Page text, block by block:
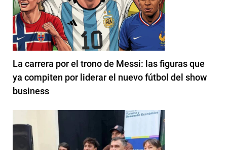
La carrera por el trono de Messi: las figuras que
ya compiten por liderar el nuevo fútbol del show
business